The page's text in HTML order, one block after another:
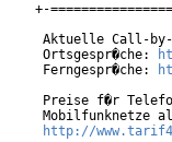
+-
Aktuelle Call-
Ortsgespr�che:
Ferngespr�che:
Preise f�r
Mobilfunknetze
http://